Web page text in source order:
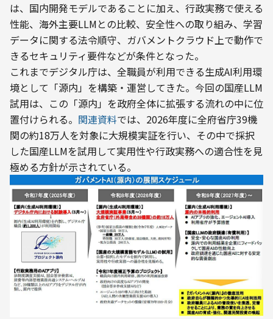
は、国内開発モデルであることに加え、行政実務で使える
性能、海外主要LLMとの比較、安全性への取り組み、学習
データに関する法令順守、ガバメントクラウド上で動作で
きるセキュリティ要件などが条件となった。
これまでデジタル庁は、全職員が利用できる生成AI利用環
境として「源内」を構築・運営してきた。今回の国産LLM
試用は、この「源内」を政府全体に拡張する流れの中に位
置付けられる。 関連資料では、2026年度に全府省庁39機
関の約18万人を対象に大規模実証を行い、その中で採択
した国産LLMを試用して実用性や行政実務への適合性を見
極める方針が示されている。